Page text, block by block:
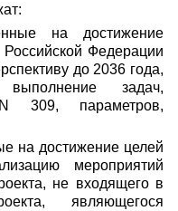
на достижение
Федерации
до 2036 года,
задач,
309, параметров,
на достижение целей
мероприятий
не входящего в
являющегося